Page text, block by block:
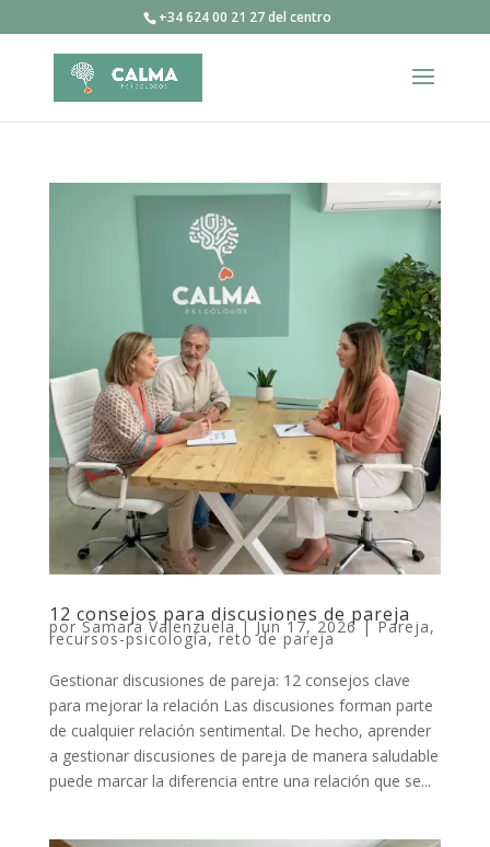
+34 624 00 21 27 del centro
12 consejos para discusiones de pareja
porSamara Valenzuela|Jun 17, 2026|Pareja,
recursos-psicología,reto de pareja
Gestionar discusiones de pareja: 12 consejos clave
para mejorar la relación Las discusiones forman parte
de cualquier relación sentimental. De hecho, aprender
a gestionar discusiones de pareja de manera saludable
puede marcar la diferencia entre una relación que se...